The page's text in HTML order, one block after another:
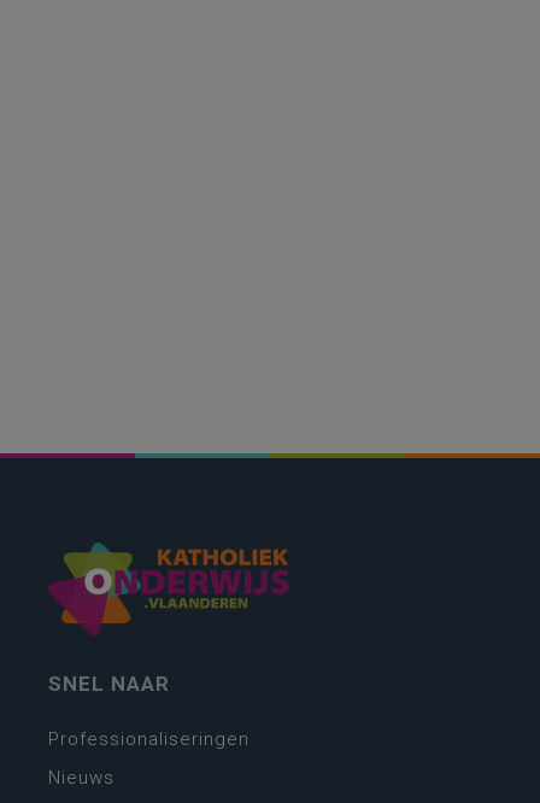
SNEL NAAR
Professionaliseringen
Nieuws